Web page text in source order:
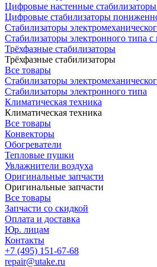
Цифровые настенные
Цифровые стабилизаторы
Стабилизаторы
Стабилизаторы электронного типа
Трёхфазные стабилизаторы
Трёхфазные стабилизаторы
Все товары
Стабилизаторы
Стабилизаторы электронного типа
Климатическая техника
Климатическая техника
Все товары
Конвекторы
Обогреватели
Тепловые пушки
Увлажнители воздуха
Оригинальные запчасти
Оригинальные запчасти
Все товары
Запчасти со скидкой
Оплата и доставка
Юр. лицам
Контакты
+7 (495) 151-67-68
repair@utake.ru